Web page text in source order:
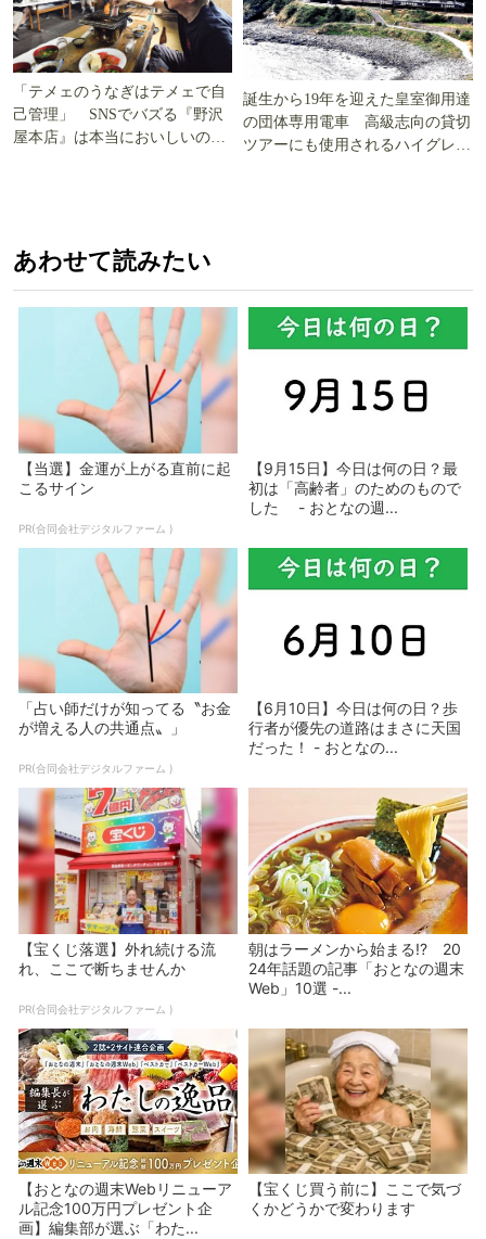
「テメェのうなぎはテメェで自
己管理」 SNSでバズる『野沢
屋本店』は本当においしいの
誕生から19年を迎えた皇室御用達
の団体専用電車 高級志向の貸切
ツアーにも使用されるハイグレー
あわせて読みたい
【当選】金運が上がる直前に起
こるサイン
PR(合同会社デジタルファーム )
【9月15日】今日は何の日？最
初は「高齢者」のためのもので
した - おとなの週...
「占い師だけが知ってる〝お金
が増える人の共通点〟」
PR(合同会社デジタルファーム )
【6月10日】今日は何の日？歩
行者が優先の道路はまさに天国
だった！ - おとなの...
【宝くじ落選】外れ続ける流
れ、ここで断ちませんか
PR(合同会社デジタルファーム )
朝はラーメンから始まる!? 20
24年話題の記事「おとなの週末
Web」10選 -...
【おとなの週末Webリニューア
ル記念100万円プレゼント企
画】編集部が選ぶ「わた...
【宝くじ買う前に】ここで気づ
くかどうかで変わります